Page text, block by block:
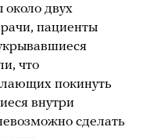
около двух
пациенты
что
покинуть
внутри
сделать